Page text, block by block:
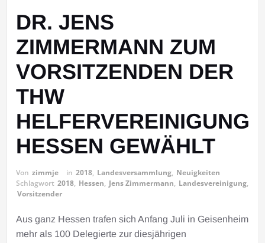
DR. JENS
ZIMMERMANN ZUM
VORSITZENDEN DER
THW
HELFERVEREINIGUNG
HESSEN GEWÄHLT
Von zimmje in 2018, Landesversammlung, Neuigkeiten
Schlagwort 2018, Hessen, Jens Zimmermann, Landesvereinigung,
Vorsitzender
Aus ganz Hessen trafen sich Anfang Juli in Geisenheim
mehr als 100 Delegierte zur diesjährigen